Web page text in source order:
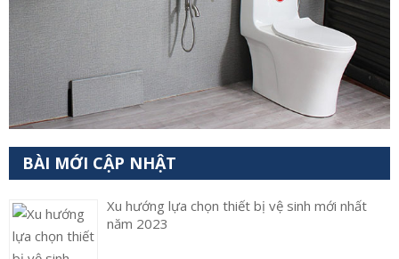
BÀI MỚI CẬP NHẬT
Xu hướng lựa chọn thiết bị vệ sinh mới nhất
năm 2023